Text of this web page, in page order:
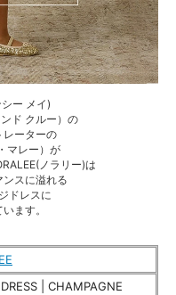
ー メイ)
ド クルー）の
レーターの
マレー）が
ノラリー)は
スに溢れる
ドレスに
ます。
| CHAMPAGNE